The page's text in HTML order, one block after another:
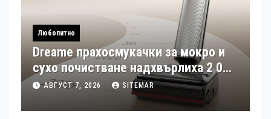
Любопитно
Dreame прахосмукачки за мокро и
сухо почистване надхвърлиха 2 000
патентни заявки в световен мащаб
АВГУСТ 7, 2026 SITEMAR